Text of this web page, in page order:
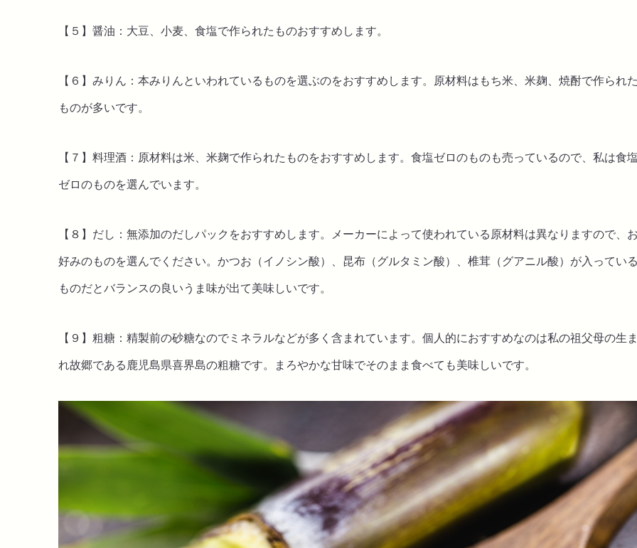
【５】醤油：大豆、小麦、食塩で作られたものおすすめします。
【６】みりん：本みりんといわれているものを選ぶのをおすすめします。原材料はもち米、米麹、焼酎で作られ
ものが多いです。
【７】料理酒：原材料は米、米麹で作られたものをおすすめします。食塩ゼロのものも売っているので、私は食
ゼロのものを選んでいます。
【８】だし：無添加のだしパックをおすすめします。メーカーによって使われている原材料は異なりますので、
好みのものを選んでください。かつお（イノシン酸）、昆布（グルタミン酸）、椎茸（グアニル酸）が入ってい
ものだとバランスの良いうま味が出て美味しいです。
【９】粗糖：精製前の砂糖なのでミネラルなどが多く含まれています。個人的におすすめなのは私の祖父母の生
れ故郷である鹿児島県喜界島の粗糖です。まろやかな甘味でそのまま食べても美味しいです。